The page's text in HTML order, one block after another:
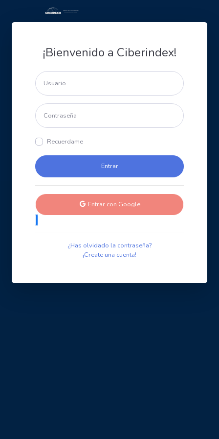
¡Bienvenido a Ciberindex!
Recuerdame
Entrar con Google
¿Has olvidado la contraseña?
¡Create una cuenta!